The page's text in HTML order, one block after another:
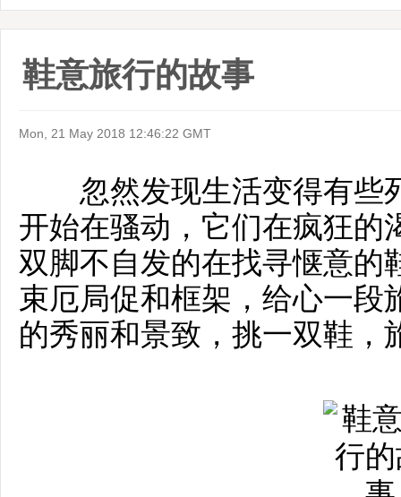
鞋意旅行的故事
Mon, 21 May 2018 12:46:22 GMT
忽然发现生活变得有些
开始在骚动，它们在疯狂的
双脚不自发的在找寻惬意的
束厄局促和框架，给心一段
的秀丽和景致，挑一双鞋，